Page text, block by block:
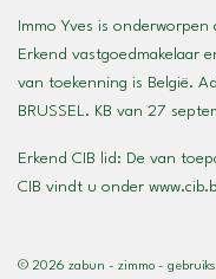
Immo Yves is
Erkend vastgoedmakelaar
van toekenning is België.
BRUSSEL. KB van 27
Erkend CIB lid: De van
CIB vindt u onder
© 2026 zabun - zimmo -